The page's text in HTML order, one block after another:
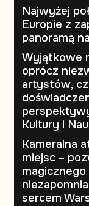
Najwyżej
Europie z
panoramą
Wyjątkowe
oprócz
artystów,
Kultury i
Kameralna
miejsc –
sercem